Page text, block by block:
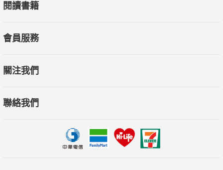
閱讀書籍
會員服務
關注我們
聯絡我們